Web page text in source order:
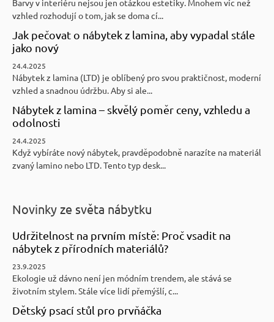
Barvy v interiéru nejsou jen otázkou estetiky. Mnohem víc než
vzhled rozhodují o tom, jak se doma cí...
Jak pečovat o nábytek z lamina, aby vypadal stále
jako nový
24.4.2025
Nábytek z lamina (LTD) je oblíbený pro svou praktičnost, moderní
vzhled a snadnou údržbu. Aby si ale...
Nábytek z lamina – skvělý poměr ceny, vzhledu a
odolnosti
24.4.2025
Když vybíráte nový nábytek, pravděpodobně narazíte na materiál
zvaný lamino nebo LTD. Tento typ desk...
Novinky ze světa nábytku
Udržitelnost na prvním místě: Proč vsadit na
nábytek z přírodních materiálů?
23.9.2025
Ekologie už dávno není jen módním trendem, ale stává se
životním stylem. Stále více lidí přemýšlí, c...
Dětský psací stůl pro prvňáčka